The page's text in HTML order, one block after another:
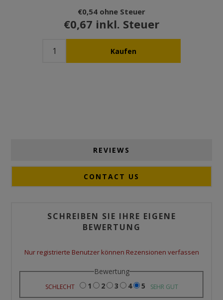
€0,54 ohne Steuer
€0,67 inkl. Steuer
REVIEWS
CONTACT US
SCHREIBEN SIE IHRE EIGENE
BEWERTUNG
Nur registrierte Benutzer können Rezensionen verfassen
Bewertung
SCHLECHT 1 2 3 4 5 SEHR GUT